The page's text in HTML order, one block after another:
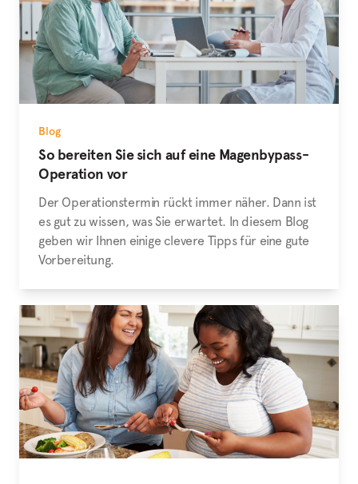
Blog
So bereiten Sie sich auf eine Magenbypass-
Operation vor
Der Operationstermin rückt immer näher. Dann ist
es gut zu wissen, was Sie erwartet. In diesem Blog
geben wir Ihnen einige clevere Tipps für eine gute
Vorbereitung.